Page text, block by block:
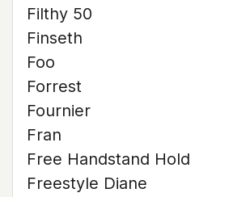
Filthy 50
Finseth
Foo
Forrest
Fournier
Fran
Free Handstand Hold
Freestyle Diane